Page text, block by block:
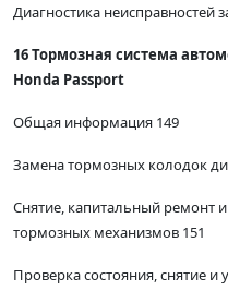
Диагностика неисправностей
16 Тормозная система
Honda Passport
Общая информация 149
Замена тормозных колодок
Снятие, капитальный ремонт
тормозных механизмов 151
Проверка состояния, снятие и